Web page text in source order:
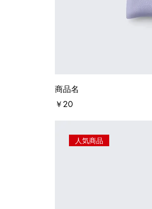
商品名
価格
￥20
人気商品